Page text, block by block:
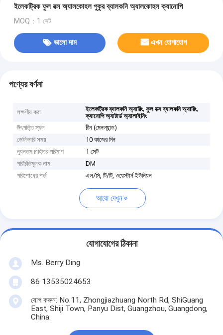
ইলেকট্রিক ফুল বক্স অ্যালকোহল পুকুর ব্যালকনি অ্যালকোহল ক্যানোপি
MOQ：1 সেট
ভালো দাম এখন যোগাযোগ
পণ্যের বর্ণনা
লক্ষণীয় করা ইলেকট্রিক ব্যালকনি অ্যারিং,ফুল বক্স ব্যালকনি অ্যারিং,
ক্যানোপি অ্যাটার্ড অ্যালাইনিং
উৎপত্তি স্থল
চীন (মেনল্যান্ড)
ডেলিভারি সময়
10 কাজের দিন
ন্যূনতম চাহিদার পরিমাণ
1 সেট
পরিচিতিমুলক নাম
DM
পরিশোধের শর্ত
এল/সি, টি/টি, ওয়েস্টার্ন ইউনিয়ন
আরো দেখুন
যোগাযোগের ঠিকানা
Ms. Berry Ding
86 13535024653
যোগ করুন: No.11, Zhongjiazhuang North Rd, ShiGuang
East, Shiji Town, Panyu Dist, Guangzhou, Guangdong,
China.